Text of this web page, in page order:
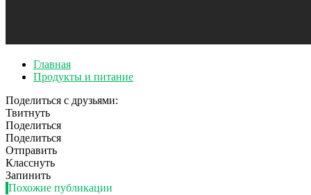
Главная
Продукты и питание
Поделиться с друзьями:
Твитнуть
Поделиться
Поделиться
Отправить
Класснуть
Запинить
Похожие публикации